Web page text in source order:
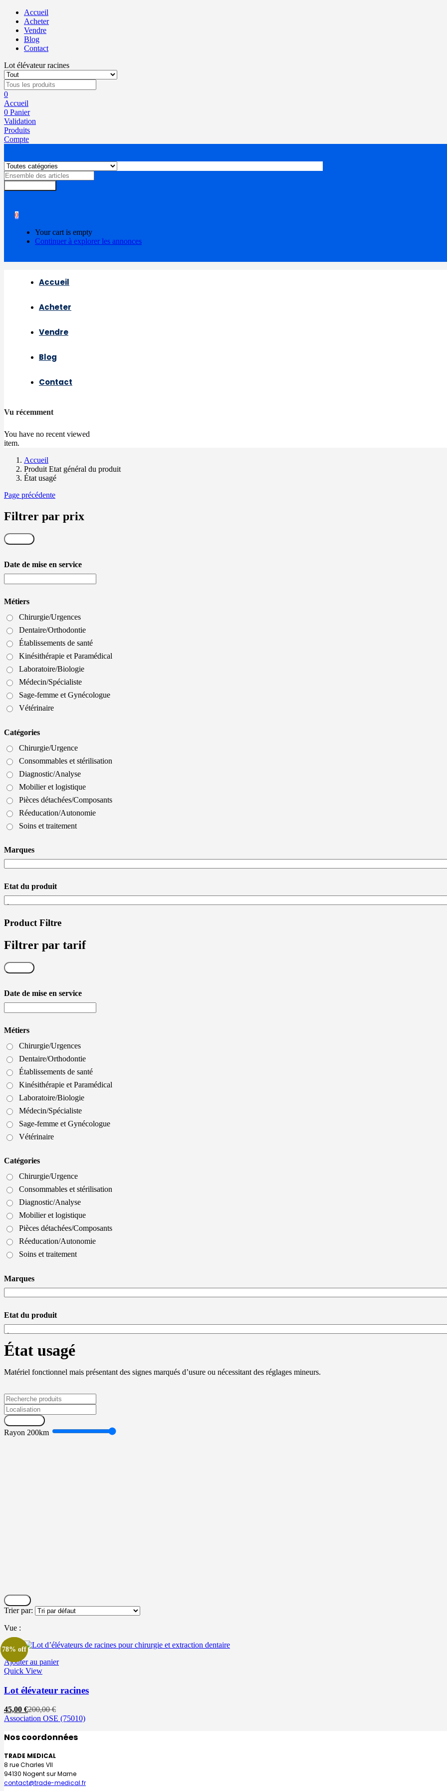
Accueil
Acheter
Vendre
Blog
Contact
Lot élévateur racines
0
Accueil
0 Panier
Validation
Produits
Compte
0
Your cart is empty
Continuer à explorer les annonces
Accueil
Acheter
Vendre
Blog
Contact
Vu récemment
You have no recent viewed
item.
Accueil
Produit Etat général du produit
État usagé
Page précédente
Filtrer par prix
Date de mise en service
Métiers
Chirurgie/Urgences
Dentaire/Orthodontie
Établissements de santé
Kinésithérapie et Paramédical
Laboratoire/Biologie
Médecin/Spécialiste
Sage-femme et Gynécologue
Vétérinaire
Catégories
Chirurgie/Urgence
Consommables et stérilisation
Diagnostic/Analyse
Mobilier et logistique
Pièces détachées/Composants
Réeducation/Autonomie
Soins et traitement
Marques
Etat du produit
Product Filtre
Filtrer par tarif
Date de mise en service
Métiers
Chirurgie/Urgences
Dentaire/Orthodontie
Établissements de santé
Kinésithérapie et Paramédical
Laboratoire/Biologie
Médecin/Spécialiste
Sage-femme et Gynécologue
Vétérinaire
Catégories
Chirurgie/Urgence
Consommables et stérilisation
Diagnostic/Analyse
Mobilier et logistique
Pièces détachées/Composants
Réeducation/Autonomie
Soins et traitement
Marques
Etat du produit
État usagé
Matériel fonctionnel mais présentant des signes marqués d’usure ou nécessitant des réglages mineurs.
Rayon 200km
Trier par:
Vue :
78% off
78% off
Ajouter au panier
Quick View
Lot élévateur racines
45,00 €Le
prix
est :
200,00€Le
prix
était :
Association OSE (75010)
Nos coordonnées
TRADE MEDICAL
8 rue Charles VII
94130 Nogent sur Marne
contact@trade-medical.fr